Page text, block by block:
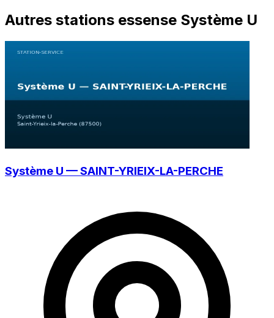
Autres stations essense Système U
Système U — SAINT-YRIEIX-LA-PERCHE